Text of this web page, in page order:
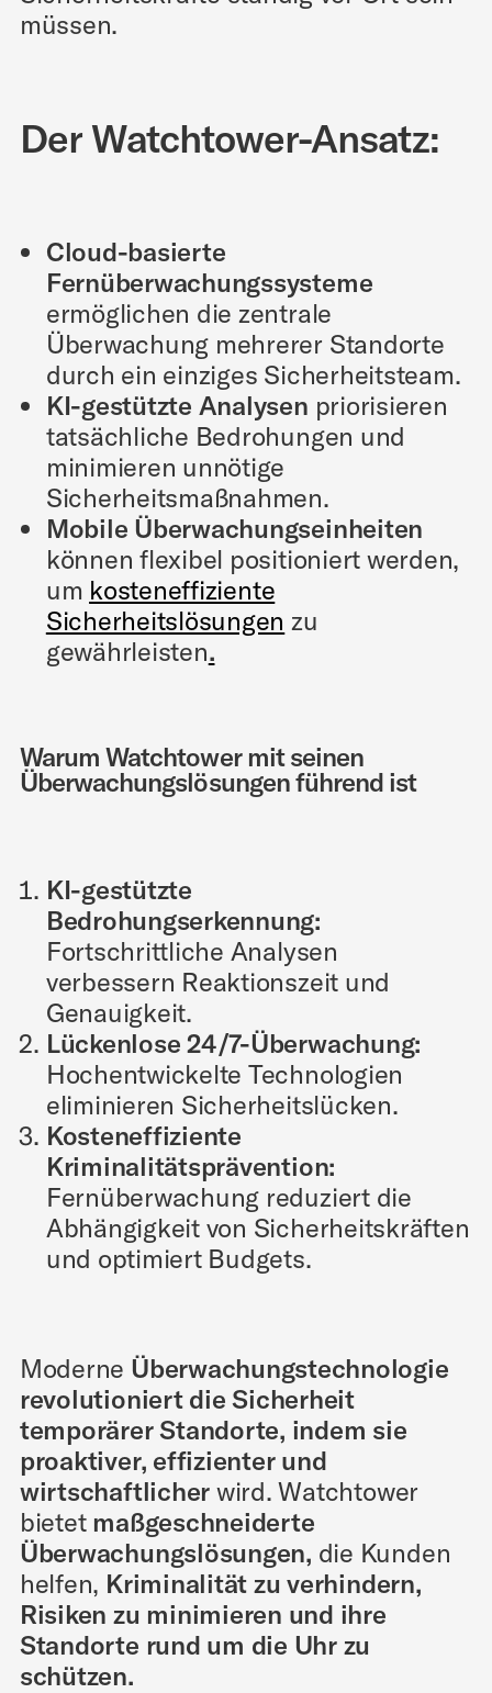
müssen.
Der Watchtower-Ansatz:
Cloud-basierte
Fernüberwachungssysteme
ermöglichen die zentrale
Überwachung mehrerer Standorte
durch ein einziges Sicherheitsteam.
KI-gestützte Analysen priorisieren
tatsächliche Bedrohungen und
minimieren unnötige
Sicherheitsmaßnahmen.
Mobile Überwachungseinheiten
können flexibel positioniert werden,
um kosteneffiziente
Sicherheitslösungen zu
gewährleisten.
Warum Watchtower mit seinen
Überwachungslösungen führend ist
KI-gestützte
Bedrohungserkennung:
Fortschrittliche Analysen
verbessern Reaktionszeit und
Genauigkeit.
Lückenlose 24/7-Überwachung:
Hochentwickelte Technologien
eliminieren Sicherheitslücken.
Kosteneffiziente
Kriminalitätsprävention:
Fernüberwachung reduziert die
Abhängigkeit von Sicherheitskräften
und optimiert Budgets.
Moderne Überwachungstechnologie
revolutioniert die Sicherheit
temporärer Standorte, indem sie
proaktiver, effizienter und
wirtschaftlicher wird. Watchtower
bietet maßgeschneiderte
Überwachungslösungen, die Kunden
helfen, Kriminalität zu verhindern,
Risiken zu minimieren und ihre
Standorte rund um die Uhr zu
schützen.